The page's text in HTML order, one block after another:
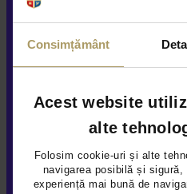
Consimțământ
Acest website
alte
Folosim cookie-uri și alte
navigarea posibilă și
experiență mai bună de
PEUGEOT 3008 1.6L